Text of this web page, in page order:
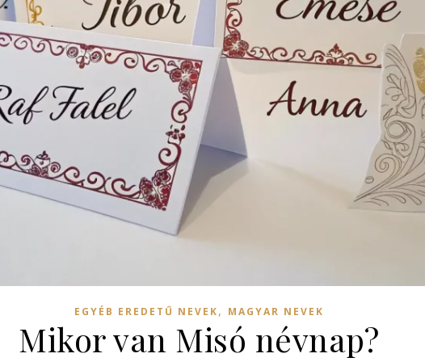
EGYÉB EREDETŰ NEVEK, MAGYAR NEVEK
Mikor van Misó névnap?